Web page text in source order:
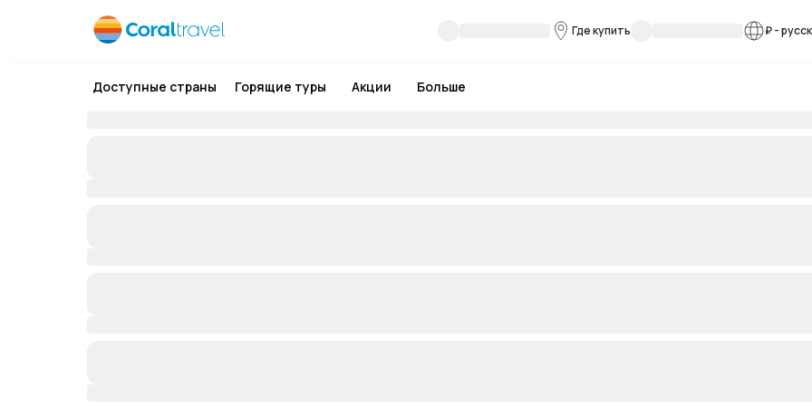
Где купить ₽-
Доступные страны Горящие туры Акции Больше